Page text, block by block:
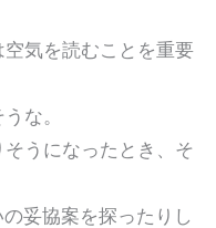
気を読むことを重要
な。
うになったとき、そ
妥協案を探ったりし